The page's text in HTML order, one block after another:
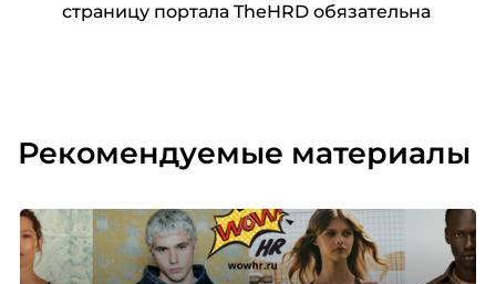
страницу портала TheHRD обязательна
Рекомендуемые материалы